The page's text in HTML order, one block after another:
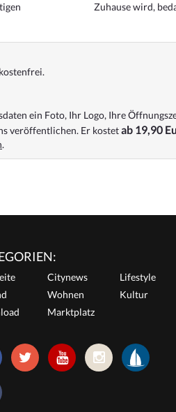
Zuhause wird,
ein Foto, Ihr Logo, Ihre
veröffentlichen. Er kostetab 19,90
.
Citynews
Lifestyle
Wohnen
Kultur
Marktplatz